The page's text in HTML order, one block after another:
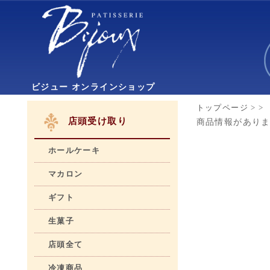
ビジュー オンラインショップ
店頭受け取り
ホールケーキ
マカロン
ギフト
生菓子
店頭全て
冷凍商品
トップページ >>
商品情報があり